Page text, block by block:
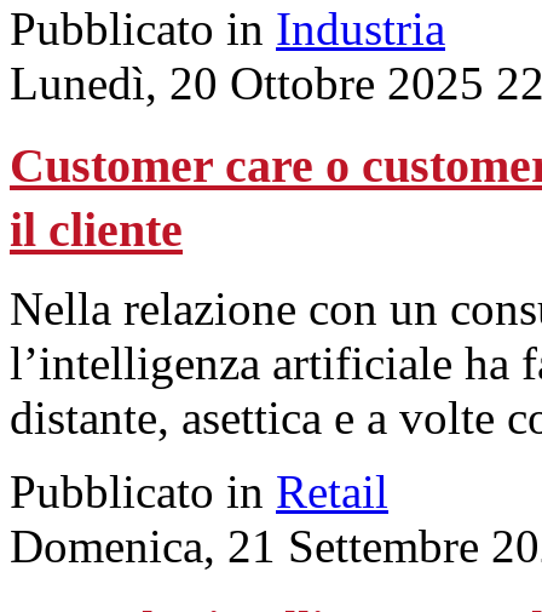
Pubblicato in Industria
Lunedì, 20 Ottobre 2025
Customer care o
il cliente
Nella relazione con un
l’intelligenza artificiale ha
distante, asettica e a volte
Pubblicato in Retail
Domenica, 21 Settembre